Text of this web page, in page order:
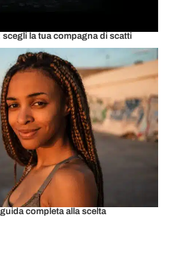
la tua compagna di scatti
completa alla scelta